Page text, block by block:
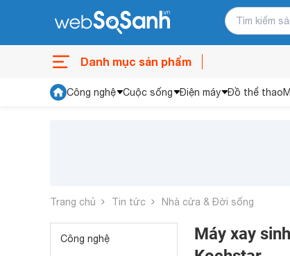
Danh mục sản phẩm
Công nghệ Cuộc sống Điện máy Đồ thể thao
Trang chủ Tin tức Nhà cửa & Đời sống
Công nghệ
Máy xay